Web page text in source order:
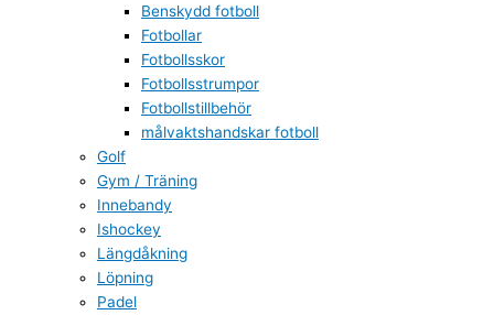
Benskydd fotboll
Fotbollar
Fotbollsskor
Fotbollsstrumpor
Fotbollstillbehör
målvaktshandskar fotboll
Golf
Gym / Träning
Innebandy
Ishockey
Längdåkning
Löpning
Padel